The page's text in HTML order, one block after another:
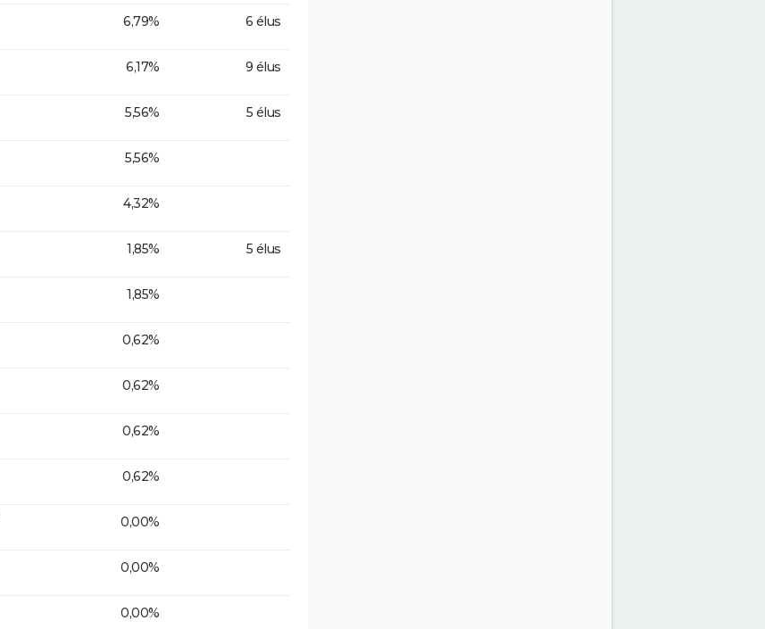
6,79% 6 élus
6,17% 9 élus
5,56% 5 élus
5,56%
4,32%
1,85% 5 élus
1,85%
0,62%
0,62%
0,62%
0,62%
0,00%
0,00%
0,00%